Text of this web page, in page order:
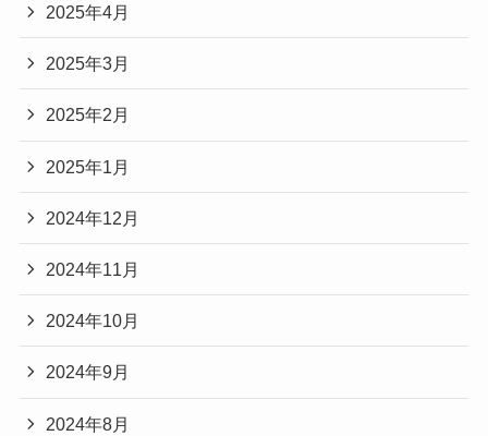
2025年4月
2025年3月
2025年2月
2025年1月
2024年12月
2024年11月
2024年10月
2024年9月
2024年8月